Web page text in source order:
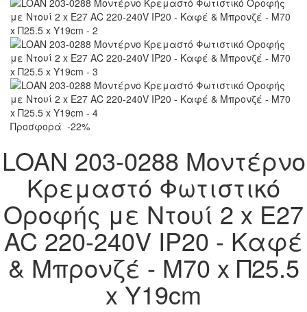
Προσφορά -22%
LOAN 203-0288 Μοντέρνο
Κρεμαστό Φωτιστικό
Οροφής με Ντουί 2 x E27
AC 220-240V IP20 - Καφέ
& Μπρονζέ - Μ70 x Π25.5
x Υ19cm